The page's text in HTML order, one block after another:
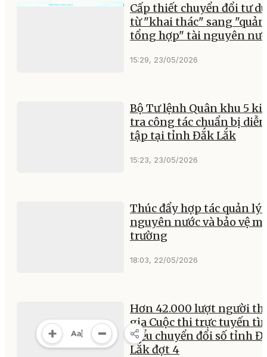
Cấp thiết chuyển đổi tư
từ "khai thác" sang
tổng hợp" tài nguyên
15:29, 23/05/2026
Bộ Tư lệnh Quân khu 5
tra công tác chuẩn bị diễn
tập tại tỉnh Đắk Lắk
15:23, 23/05/2026
Thúc đẩy hợp tác quản lý
nguyên nước và bảo vệ
trường
18:03, 22/05/2026
Hơn 42.000 lượt người
gia Cuộc thi trực tuyến
hiểu chuyển đổi số tỉnh
Lắk đợt 4